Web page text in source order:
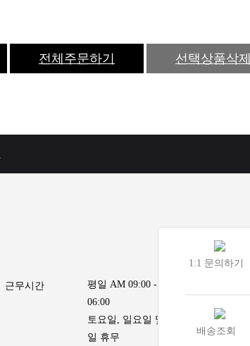
전체주문하기 선택상품삭제
근무시간
평일 AM 09:00 - PM
06:00
토요일, 일요일 및 공휴
일 휴무
1:1 문의하기
배송조회